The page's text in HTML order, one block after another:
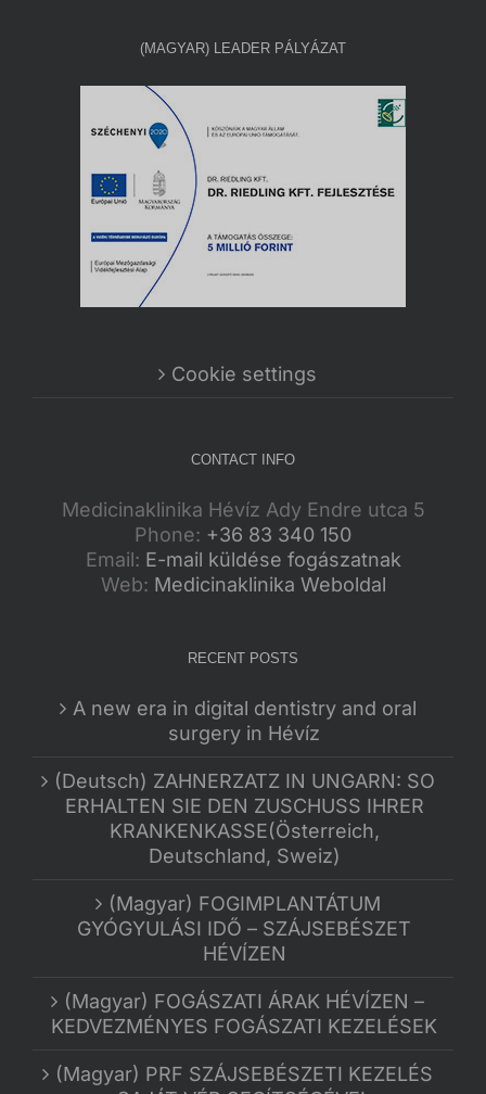
(MAGYAR) LEADER PÁLYÁZAT
Cookie settings
CONTACT INFO
Medicinaklinika Hévíz Ady Endre utca 5
Phone: +36 83 340 150
Email: E-mail küldése fogászatnak
Web: Medicinaklinika Weboldal
RECENT POSTS
A new era in digital dentistry and oral
surgery in Hévíz
(Deutsch) ZAHNERZATZ IN UNGARN: SO
ERHALTEN SIE DEN ZUSCHUSS IHRER
KRANKENKASSE(Österreich,
Deutschland, Sweiz)
(Magyar) FOGIMPLANTÁTUM
GYÓGYULÁSI IDŐ – SZÁJSEBÉSZET
HÉVÍZEN
(Magyar) FOGÁSZATI ÁRAK HÉVÍZEN –
KEDVEZMÉNYES FOGÁSZATI KEZELÉSEK
(Magyar) PRF SZÁJSEBÉSZETI KEZELÉS